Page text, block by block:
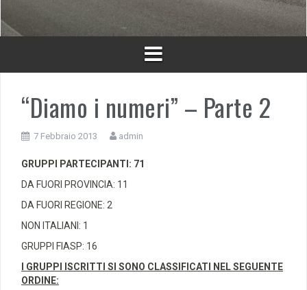
“Diamo i numeri” – Parte 2
7 Febbraio 2013 admin
GRUPPI PARTECIPANTI: 71
DA FUORI PROVINCIA: 11
DA FUORI REGIONE: 2
NON ITALIANI: 1
GRUPPI FIASP: 16
I GRUPPI ISCRITTI SI SONO CLASSIFICATI NEL SEGUENTE
ORDINE: